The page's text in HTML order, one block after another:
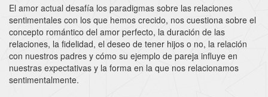
El amor actual desafía los paradigmas sobre las relaciones
sentimentales con los que hemos crecido, nos cuestiona sobre el
concepto romántico del amor perfecto, la duración de las
relaciones, la fidelidad, el deseo de tener hijos o no, la relación
con nuestros padres y cómo su ejemplo de pareja influye en
nuestras expectativas y la forma en la que nos relacionamos
sentimentalmente.